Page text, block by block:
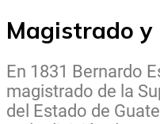
Magistrado
En 1831 Bernardo
magistrado de la
del Estado de